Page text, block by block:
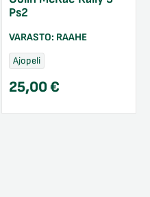
Ps2
VARASTO: RAAHE
Ajopeli
25,00€